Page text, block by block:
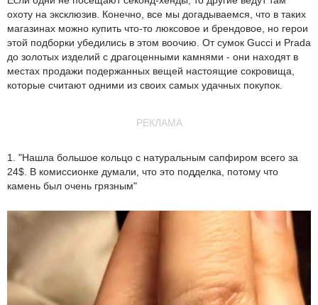
охоту на эксклюзив. Конечно, все мы догадываемся, что в таких
магазинах можно купить что-то люксовое и брендовое, но герои
этой подборки убедились в этом воочию. От сумок Gucci и Prada
до золотых изделий с драгоценными камнями - они находят в
местах продажи подержанных вещей настоящие сокровища,
которые считают одними из своих самых удачных покупок.
РЕКЛАМА
1. "Нашла большое кольцо с натуральным сапфиром всего за
24$. В комиссионке думали, что это подделка, потому что
камень был очень грязным"